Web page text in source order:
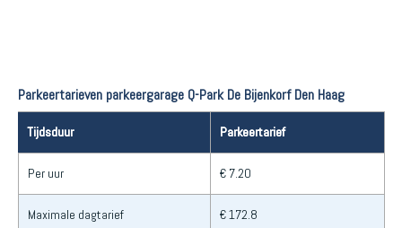
Parkeertarieven parkeergarage Q-Park De Bijenkorf Den Haag
Tijdsduur Parkeertarief
Per uur € 7.20
Maximale dagtarief € 172.8